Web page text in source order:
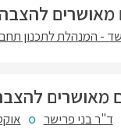
להצבה בדרך-
- המנהלת לתכנון
בדרך- עדכון 3 ,
ד"ר בני פרישר